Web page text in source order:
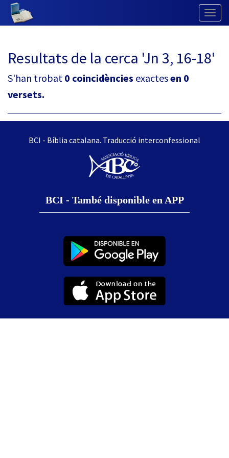
Resultats de la cerca 'Jn 3, 16-18'
S'han trobat 0 coincidències exactesen 0
versets.
BCI - Bíblia catalana. Traducció interconfessional
BCI - També disponible en APP